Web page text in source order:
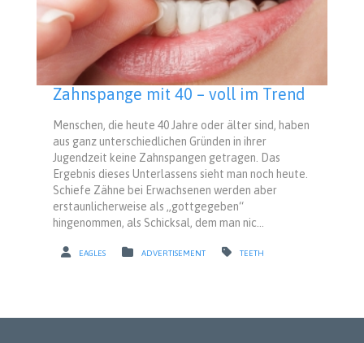
Zahnspange mit 40 – voll im Trend
Menschen, die heute 40 Jahre oder älter sind, haben
aus ganz unterschiedlichen Gründen in ihrer
Jugendzeit keine Zahnspangen getragen. Das
Ergebnis dieses Unterlassens sieht man noch heute.
Schiefe Zähne bei Erwachsenen werden aber
erstaunlicherweise als „gottgegeben“
hingenommen, als Schicksal, dem man nic...
EAGLES ADVERTISEMENT TEETH